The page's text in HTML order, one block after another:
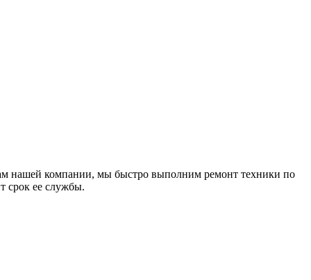
нашей компании, мы быстро выполним ремонт техники по
срок ее службы.